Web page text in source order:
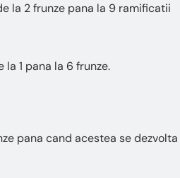
la 2 frunze pana la 9 ramificatii
1 pana la 6 frunze.
pana cand acestea se dezvolta